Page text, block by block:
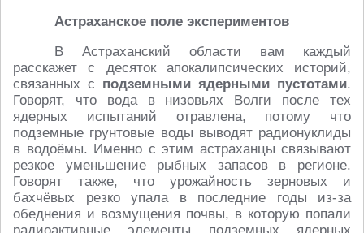
Астраханское поле экспериментов
В Астраханский области вам каждый
расскажет с десяток апокалипсических историй,
связанных с подземными ядерными пустотами.
Говорят, что вода в низовьях Волги после тех
ядерных испытаний отравлена, потому что
подземные грунтовые воды выводят радионуклиды
в водоёмы. Именно с этим астраханцы связывают
резкое уменьшение рыбных запасов в регионе.
Говорят также, что урожайность зерновых и
бахчёвых резко упала в последние годы из-за
обеднения и возмущения почвы, в которую попали